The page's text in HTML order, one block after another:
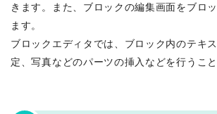
きます。また、ブロックの編集画面をブロ
ます。
ブロックエディタでは、ブロック内のテキ
定、写真などのパーツの挿入などを行うこと